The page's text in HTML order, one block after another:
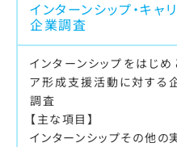
インターンシップ・キ
企業調査
インターンシップをはじ
ア形成支援活動に対する
調査
【主な項目】
インターンシップその他